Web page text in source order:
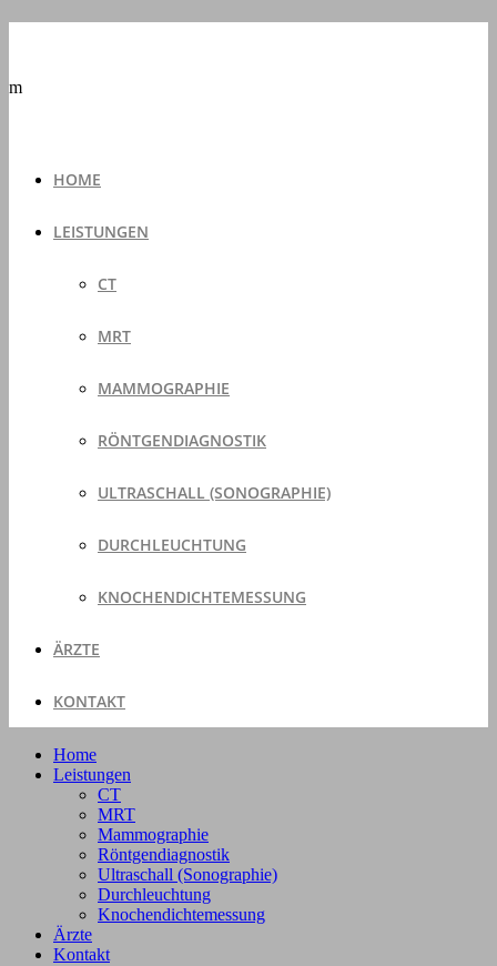
m
HOME
LEISTUNGEN
CT
MRT
MAMMOGRAPHIE
RÖNTGENDIAGNOSTIK
ULTRASCHALL (SONOGRAPHIE)
DURCHLEUCHTUNG
KNOCHENDICHTEMESSUNG
ÄRZTE
KONTAKT
Home
Leistungen
CT
MRT
Mammographie
Röntgendiagnostik
Ultraschall (Sonographie)
Durchleuchtung
Knochendichtemessung
Ärzte
Kontakt